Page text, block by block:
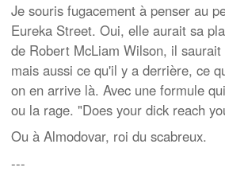
Je souris fugacement à penser au
Eureka Street. Oui, elle aurait sa
de Robert McLiam Wilson, il
mais aussi ce qu'il y a derrière, ce
on en arrive là. Avec une formule
ou la rage. "Does your dick reach
Ou à Almodovar, roi du scabreux.
---